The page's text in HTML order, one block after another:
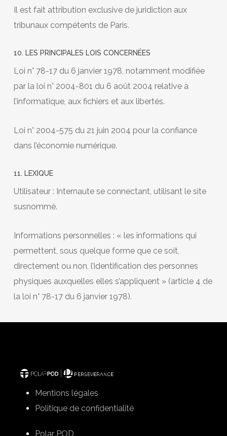
Il est fait attribution exclusive de juridiction aux
tribunaux compétents de Paris.
10. LES PRINCIPALES LOIS CONCERNÉES
Loi n° 78-17 du 6 janvier 1978, notamment modifiée
par la loi n° 2004-801 du 6 août 2004 relative à
l’informatique, aux fichiers et aux libertés.
Loi n° 2004-575 du 21 juin 2004 pour la confiance
dans l’économie numérique.
11. LEXIQUE
Utilisateur : Internaute se connectant, utilisant le site
susnommé.
Informations personnelles : « les informations qui
permettent, sous quelque forme que ce soit,
directement ou non, l’identification des personnes
physiques auxquelles elles s’appliquent » (article 4 de
la loi n° 78-17 du 6 janvier 1978).
Mentions légales
Politique de confidentialité
Polar POD